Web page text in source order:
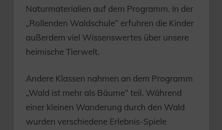
Naturmaterialien auf dem Programm. In der
„Rollenden Waldschule“ erfuhren die Kinder
außerdem viel Wissenswertes über unsere
heimische Tierwelt.
Andere Klassen nahmen an dem Programm
„Wald ist mehr als Bäume“ teil. Während
einer kleinen Wanderung durch den Wald
wurden verschiedene Erlebnis-Spiele